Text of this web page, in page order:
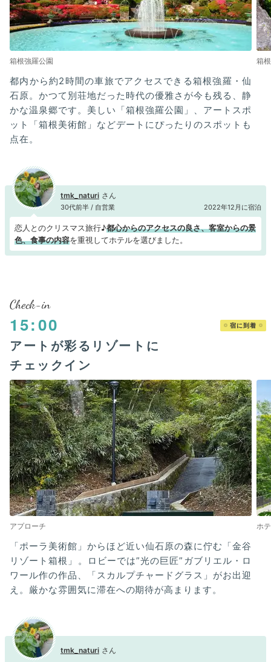
箱根強羅公園 箱
都内から約2時間の車旅でアクセスできる箱根強羅・仙
石原。かつて別荘地だった時代の優雅さが今も残る、静
かな温泉郷です。美しい「箱根強羅公園」、アートスポ
ット「箱根美術館」などデートにぴったりのスポットも
点在。
tmk_naturi
30代前半 / 自営業 2022年12月に宿泊
恋人とのクリスマス旅行♪都心からのアクセスの良さ、客室からの景
色、食事の内容を重視してホテルを選びました。
Check-in
15:00 宿に到着
アートが彩るリゾートに
チェックイン
アプローチ ホ
「ポーラ美術館」からほど近い仙石原の森に佇む「金谷
リゾート箱根」。ロビーでは”光の巨匠”ガブリエル・ロ
ワール作の作品、「スカルプチャードグラス」がお出迎
え。厳かな雰囲気に滞在への期待が高まります。
tmk_naturi